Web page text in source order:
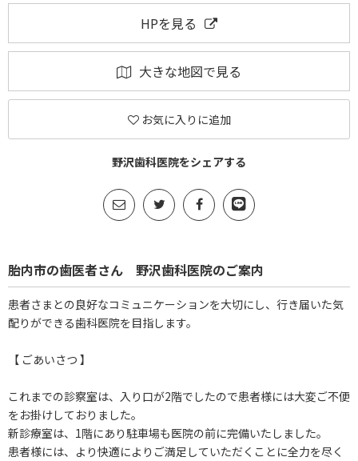
HPを見る
大きな地図で見る
お気に入りに追加
野沢歯科医院をシェアする
胎内市の歯医者さん 野沢歯科医院のご案内
患者さまとの良好なコミュニケーションを大切にし、行き届いた気
配りができる歯科医院を目指します。
【 ごあいさつ 】
これまでの診察室は、入り口が2階でしたので患者様には大変ご不便
をお掛けしておりました。
新診療室は、1階にあり駐車場も医院の前に完備いたしました。
患者様には、より快適によりご満足していただくことに全力を尽く